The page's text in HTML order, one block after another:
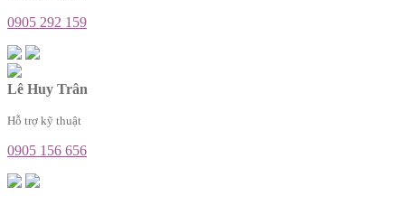
0905 292 159
Lê Huy Trân
Hỗ trợ kỹ thuật
0905 156 656